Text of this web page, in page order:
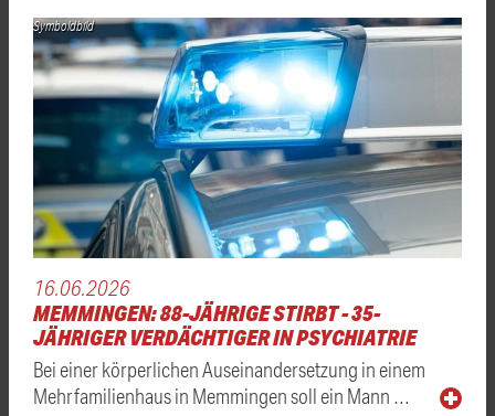
Symboldbild
16.06.2026
MEMMINGEN: 88-JÄHRIGE STIRBT - 35-
JÄHRIGER VERDÄCHTIGER IN PSYCHIATRIE
Bei einer körperlichen Auseinandersetzung in einem
Mehrfamilienhaus in Memmingen soll ein Mann …